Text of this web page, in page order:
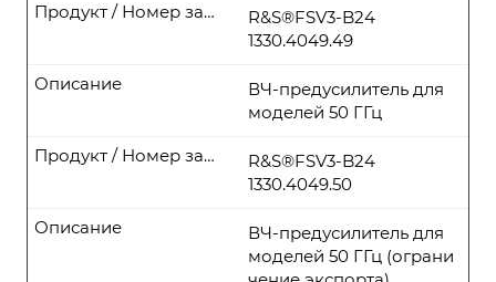
R&S®FSV3-B24
1330.4049.49
Продукт / Номер заказа
ВЧ-предусилитель для
моделей 50 ГГц
Описание
R&S®FSV3-B24
1330.4049.50
Продукт / Номер заказа
ВЧ-предусилитель для
моделей 50 ГГц (ограни
Описание